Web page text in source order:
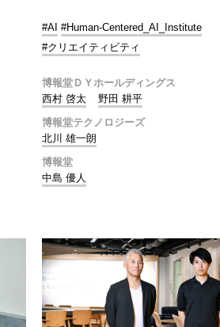
#AI #Human-Centered_AI_Institute
#クリエイティビティ
博報堂ＤＹホールディングス
西村 啓太
野田 耕平
博報堂テクノロジーズ
北川 雄一朗
博報堂
中島 優人